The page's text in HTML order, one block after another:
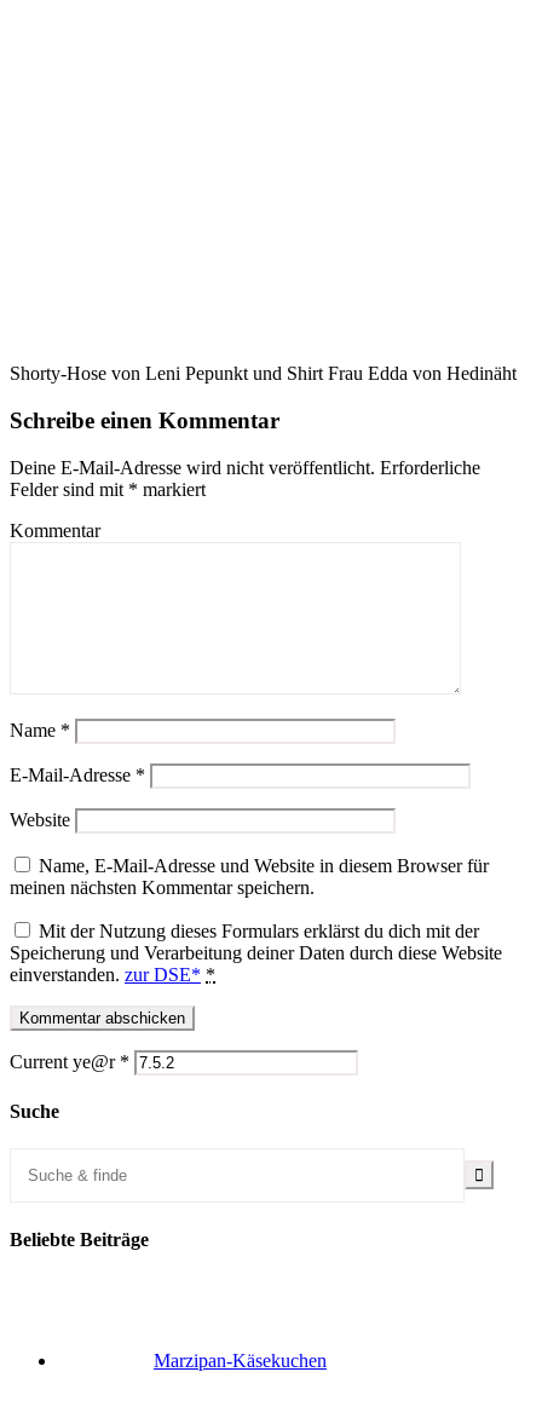
Shorty-Hose von Leni Pepunkt und Shirt Frau Edda von Hedinäht
Schreibe einen Kommentar
Deine E-Mail-Adresse wird nicht veröffentlicht. Erforderliche
Felder sind mit * markiert
Kommentar
Name *
E-Mail-Adresse *
Website
Name, E-Mail-Adresse und Website in diesem Browser für
meinen nächsten Kommentar speichern.
Mit der Nutzung dieses Formulars erklärst du dich mit der
Speicherung und Verarbeitung deiner Daten durch diese Website
einverstanden. zur DSE* *
Current ye@r *
Suche
Beliebte Beiträge
Marzipan-Käsekuchen